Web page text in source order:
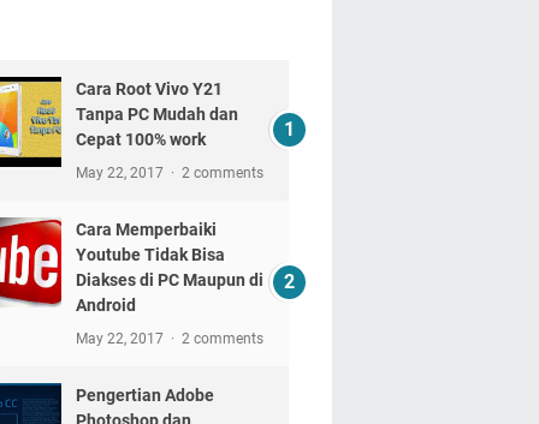
Cara Root Vivo Y21
Tanpa PC Mudah dan
Cepat 100% work
May 22, 2017 2 comments
Cara Memperbaiki
Youtube Tidak Bisa
Diakses di PC Maupun di
Android
May 22, 2017 2 comments
Pengertian Adobe